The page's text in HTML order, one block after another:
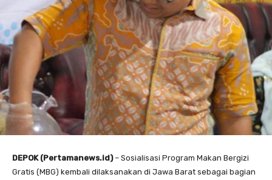
DEPOK (Pertamanews.id)– Sosialisasi Program Makan Bergizi
Gratis (MBG) kembali dilaksanakan di Jawa Barat sebagai bagian